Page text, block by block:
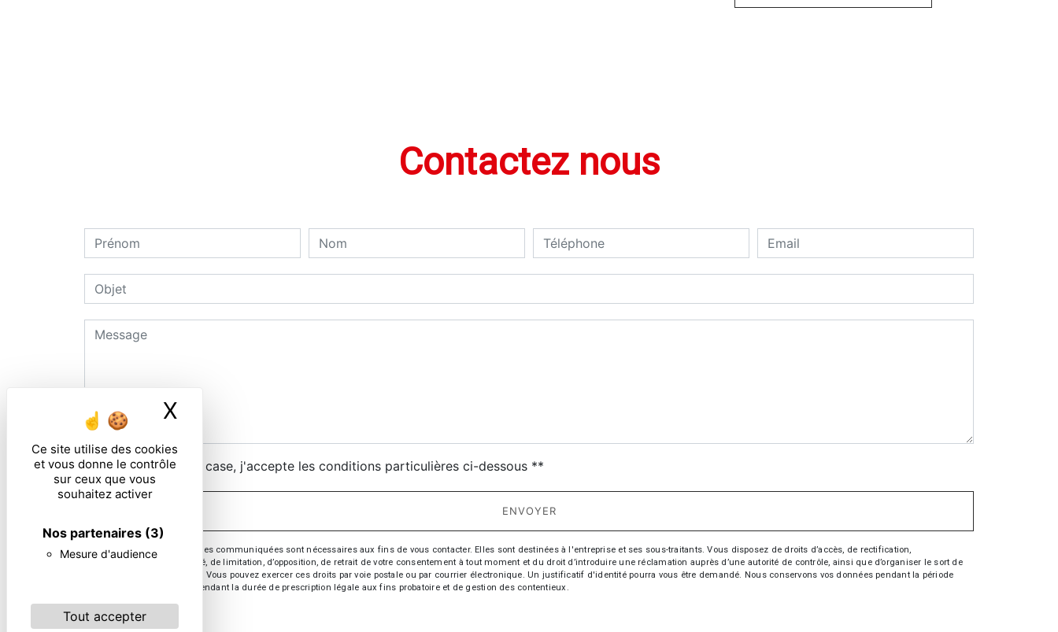
Ce site utilise des cookies
et vous donne le contrôle
sur ceux que vous
souhaitez activer
Nos partenaires (3)
Mesure d'audience
Tout accepter
X
Contactez nous
En cochant cette case, j'accepte les conditions particulières ci-dessous **
ENVOYER
** Les données personnelles communiquées sont nécessaires aux fins de vous contacter. Elles sont destinées à l'entreprise et ses sous-traitants. Vous disposez de droits d’accès, de rectification,
d’effacement, de portabilité, de limitation, d’opposition, de retrait de votre consentement à tout moment et du droit d’introduire une réclamation auprès d’une autorité de contrôle, ainsi que d’organiser le sort de
vos données post-mortem. Vous pouvez exercer ces droits par voie postale ou par courrier électronique. Un justificatif d'identité pourra vous être demandé. Nous conservons vos données pendant la période
de prise de contact puis pendant la durée de prescription légale aux fins probatoire et de gestion des contentieux.